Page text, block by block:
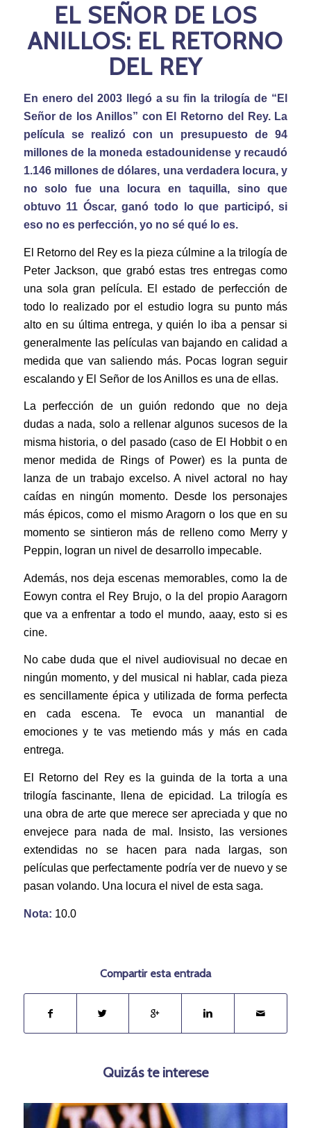
EL SEÑOR DE LOS
ANILLOS: EL RETORNO
DEL REY
En enero del 2003 llegó a su fin la trilogía de “El
Señor de los Anillos” con El Retorno del Rey. La
película se realizó con un presupuesto de 94
millones de la moneda estadounidense y recaudó
1.146 millones de dólares, una verdadera locura, y
no solo fue una locura en taquilla, sino que
obtuvo 11 Óscar, ganó todo lo que participó, si
eso no es perfección, yo no sé qué lo es.
El Retorno del Rey es la pieza cúlmine a la trilogía de
Peter Jackson, que grabó estas tres entregas como
una sola gran película. El estado de perfección de
todo lo realizado por el estudio logra su punto más
alto en su última entrega, y quién lo iba a pensar si
generalmente las películas van bajando en calidad a
medida que van saliendo más. Pocas logran seguir
escalando y El Señor de los Anillos es una de ellas.
La perfección de un guión redondo que no deja
dudas a nada, solo a rellenar algunos sucesos de la
misma historia, o del pasado (caso de El Hobbit o en
menor medida de Rings of Power) es la punta de
lanza de un trabajo excelso. A nivel actoral no hay
caídas en ningún momento. Desde los personajes
más épicos, como el mismo Aragorn o los que en su
momento se sintieron más de relleno como Merry y
Peppin, logran un nivel de desarrollo impecable.
Además, nos deja escenas memorables, como la de
Eowyn contra el Rey Brujo, o la del propio Aaragorn
que va a enfrentar a todo el mundo, aaay, esto si es
cine.
No cabe duda que el nivel audiovisual no decae en
ningún momento, y del musical ni hablar, cada pieza
es sencillamente épica y utilizada de forma perfecta
en cada escena. Te evoca un manantial de
emociones y te vas metiendo más y más en cada
entrega.
El Retorno del Rey es la guinda de la torta a una
trilogía fascinante, llena de epicidad. La trilogía es
una obra de arte que merece ser apreciada y que no
envejece para nada de mal. Insisto, las versiones
extendidas no se hacen para nada largas, son
películas que perfectamente podría ver de nuevo y se
pasan volando. Una locura el nivel de esta saga.
Nota: 10.0
Compartir esta entrada
Quizás te interese